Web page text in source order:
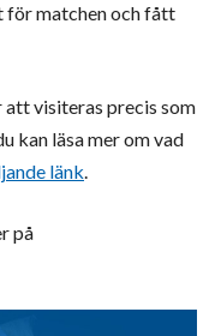
för matchen och fått
visiteras precis som
kan läsa mer om vad
länk.
på